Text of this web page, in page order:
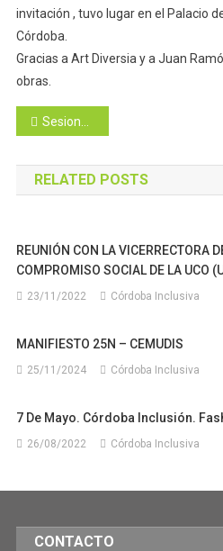
invitación , tuvo lugar en el Palacio
Córdoba.
Gracias a Art Diversia y a Juan
obras.
Navegación
de
entradas
Sesiones gratuitas de psicología para personas afectadas de dolor crónico
RELATED POSTS
REUNIÓN CON LA VICERRECTORA
COMPROMISO SOCIAL DE LA UCO
23/11/2022 Córdoba Inclusiva
MANIFIESTO 25N – CEMUDIS
25/11/2024 Córdoba Inclusiva
7 De Mayo. Córdoba Inclusión.
26/08/2022 Córdoba Inclusiva
CONTACTO